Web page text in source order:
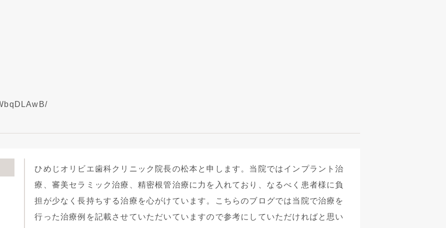
ひめじオリビエ歯科クリニック院長の松本と申します。当院ではインプラント治
療、審美セラミック治療、精密根管治療に力を入れており、なるべく患者様に負
担が少なく長持ちする治療を心がけています。こちらのブログでは当院で治療を
行った治療例を記載させていただいていますので参考にしていただければと思い